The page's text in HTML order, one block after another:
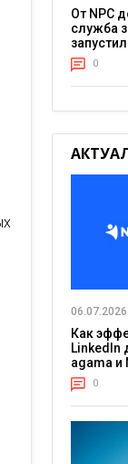
От NPC
служба
0
06.07.2026
Как
LinkedIn
agama и
0